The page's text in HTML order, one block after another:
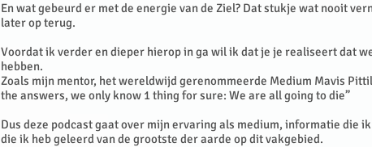
En wat gebeurd er met de energie van de Ziel? Dat stukje wat nooit
later op terug.
Voordat ik verder en dieper hierop in ga wil ik dat je je realiseert dat
hebben.
Zoals mijn mentor, het wereldwijd gerenommeerde Medium Mavis
the answers, we only know 1 thing for sure: We are all going to die”
Dus deze podcast gaat over mijn ervaring als medium, informatie die
die ik heb geleerd van de grootste der aarde op dit vakgebied.